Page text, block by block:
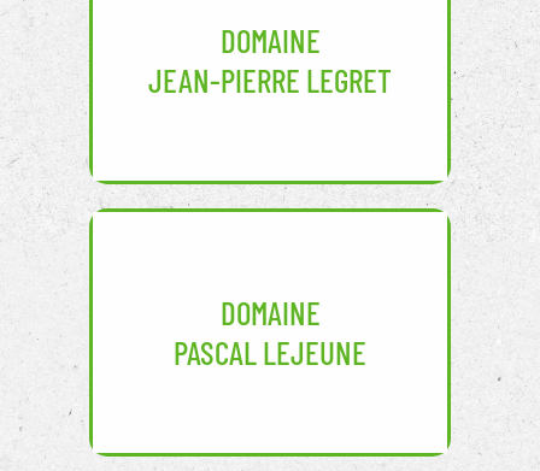
DOMAINE
JEAN-PIERRE LEGRET
DOMAINE
PASCAL LEJEUNE